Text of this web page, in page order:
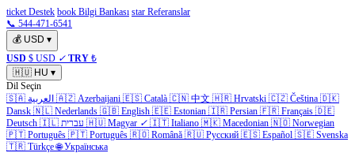
ticket Destek book Bilgi Bankası star Referanslar
📞 544-471-6541
💰 USD ▾
USD $ USD ✓ TRY ₺
🇭🇺 HU ▾
Dil Seçin
🇸🇦 العربية 🇦🇿 Azerbaijani 🇪🇸 Català 🇨🇳 中文 🇭🇷 Hrvatski 🇨🇿 Čeština 🇩🇰
Dansk 🇳🇱 Nederlands 🇬🇧 English 🇪🇪 Estonian 🇮🇷 Persian 🇫🇷 Français 🇩🇪
Deutsch 🇮🇱 עברית 🇭🇺 Magyar ✓ 🇮🇹 Italiano 🇲🇰 Macedonian 🇳🇴 Norwegian
🇵🇹 Português 🇵🇹 Português 🇷🇴 Română 🇷🇺 Русский 🇪🇸 Español 🇸🇪 Svenska
🇹🇷 Türkçe 🌐 Українська